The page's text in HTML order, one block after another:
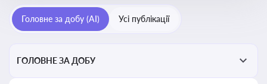
сплати податків. Вбудовування AML у договори та
Головне за добу (AI) Усі публікації
ГОЛОВНЕ ЗА ДОБУ